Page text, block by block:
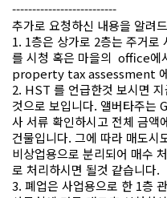
--------------------------
추가로 요청하신 내용을 알려
1. 1층은 상가로 2층는 주거로
를 시청 혹은 마을의 office에
property tax assessment 에
2. HST 를 언급한것 보시면
것으로 보입니다. 앨버타주는
사 서류 확인하시고 전체 금
건물입니다. 그에 따라 매도
비상업용으로 분리되어 매수
로 처리하시면 될것 같습니다.
3. 폐업은 사업용으로 한 1층